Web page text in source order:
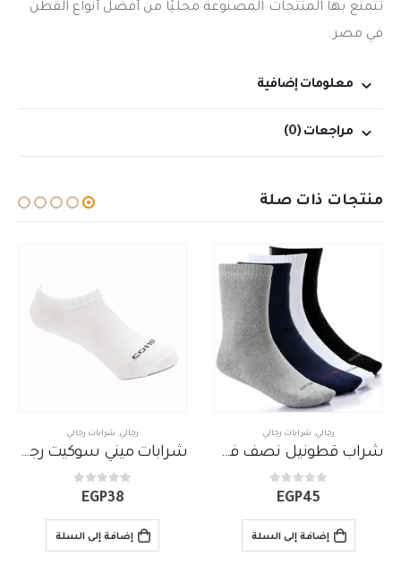
تتمتع بها المنتجات المصنوعة محليًا من أفضل أنواع القطن
في مصر.
معلومات إضافية
مراجعات (0)
منتجات ذات صلة
شراب قطونيل نصف فوطة سادة
إلى السلة
شرابات ميني سوكيت رجالي قطونيل
إضافة إلى السلة